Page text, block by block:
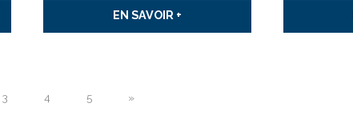
EN SAVOIR +
3 4 5 »